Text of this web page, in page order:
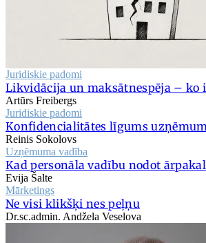
Juridiskie padomi
Likvidācija un maksātnespēja – ko
Artūrs Freibergs
Juridiskie padomi
Konfidencialitātes līgums
Reinis Sokolovs
Uzņēmuma vadība
Kad personāla vadību nodot
Evija Šalte
Mārketings
Ne visi klikšķi nes peļņu
Dr.sc.admin. Andžela Veselova